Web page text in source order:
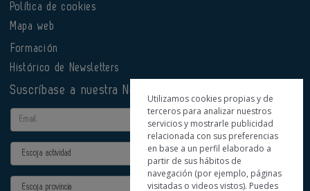
Política de cookies
Mapa web
Formación
Histórico de Newsletters
Suscríbase a nuestra Newsletter
Email
Actividad
Provincia
Utilizamos cookies propias y de
terceros para analizar nuestros
servicios y mostrarle publicidad
relacionada con sus preferencias
en base a un perfil elaborado a
partir de sus hábitos de
navegación (por ejemplo, páginas
visitadas o videos vistos). Puedes